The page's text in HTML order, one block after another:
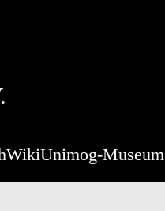
WikiUnimog-Museum